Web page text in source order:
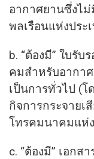
อากาศยานซึ่งไ
พลเรือนแห่งประ
b. “ต้องมี” ใบรั
คมสําหรับอากา
เป็นการทั่วไป (
กิจการกระจายเ
โทรคมนาคมแห่
c. “ต้องมี” เอก